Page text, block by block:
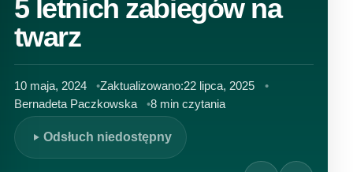
5 letnich zabiegów na
twarz
10 maja, 2024 Zaktualizowano:22 lipca, 2025
Bernadeta Paczkowska
8 min czytania
Odsłuch niedostępny